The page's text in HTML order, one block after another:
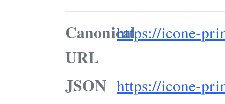
Canonical
URL
https://icone-
JSON https://icone-